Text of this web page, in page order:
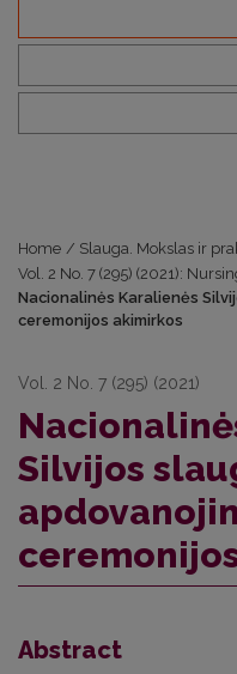
Home / Slauga. Mokslas ir
Vol. 2 No. 7 (295) (2021):
Nacionalinės Karalienės
ceremonijos akimirkos
Vol. 2 No. 7 (295) (2021)
Silvijos
Abstract